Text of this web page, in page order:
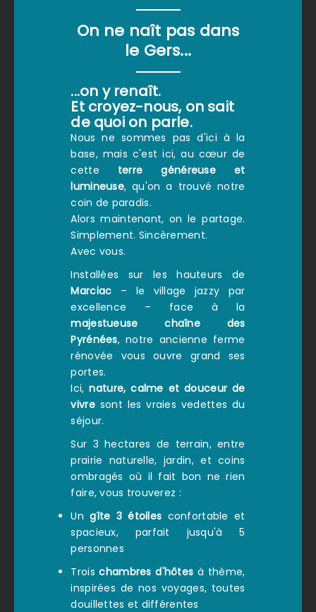
On ne naît pas dans
le Gers...
...on y renaît.
Et croyez-nous, on sait
de quoi on parle.
Nous ne sommes pas d'ici à la
base, mais c'est ici, au cœur de
cette terre généreuse et
lumineuse, qu'on a trouvé notre
coin de paradis.
Alors maintenant, on le partage.
Simplement. Sincèrement.
Avec vous.
Installées sur les hauteurs de
Marciac – le village jazzy par
excellence – face à la
majestueuse chaîne des
Pyrénées, notre ancienne ferme
rénovée vous ouvre grand ses
portes.
Ici,nature, calme et douceur de
vivresont les vraies vedettes du
séjour.
Sur 3 hectares de terrain, entre
prairie naturelle, jardin, et coins
ombragés où il fait bon ne rien
faire, vous trouverez :
Ungîte 3 étoiles confortable et
spacieux, parfait jusqu'à 5
personnes
Troischambres d'hôtes à thème,
inspirées de nos voyages, toutes
douillettes et différentes